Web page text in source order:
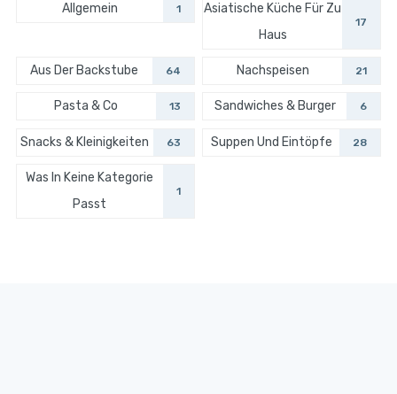
Allgemein 1
Asiatische Küche Für Zu
Haus
17
Aus Der Backstube 64 Nachspeisen 21
Pasta & Co 13 Sandwiches & Burger 6
Snacks & Kleinigkeiten 63 Suppen Und Eintöpfe 28
Was In Keine Kategorie
Passt
1